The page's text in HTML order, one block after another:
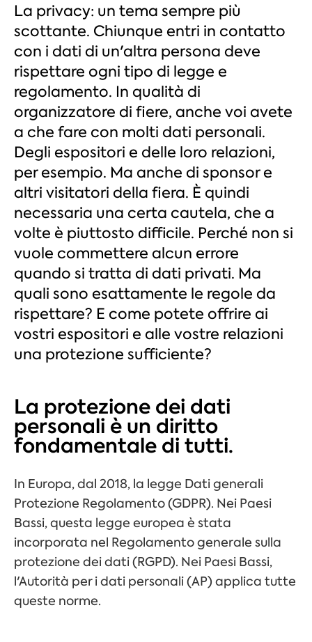
La privacy: un tema sempre più
scottante. Chiunque entri in contatto
con i dati di un'altra persona deve
rispettare ogni tipo di legge e
regolamento. In qualità di
organizzatore di fiere, anche voi avete
a che fare con molti dati personali.
Degli espositori e delle loro relazioni,
per esempio. Ma anche di sponsor e
altri visitatori della fiera. È quindi
necessaria una certa cautela, che a
volte è piuttosto difficile. Perché non si
vuole commettere alcun errore
quando si tratta di dati privati. Ma
quali sono esattamente le regole da
rispettare? E come potete offrire ai
vostri espositori e alle vostre relazioni
una protezione sufficiente?
La protezione dei dati
personali è un diritto
fondamentale di tutti.
In Europa, dal 2018, la legge Dati generali
Protezione Regolamento(GDPR). Nei Paesi
Bassi, questa legge europea è stata
incorporata nel Regolamento generale sulla
protezione dei dati (RGPD). Nei Paesi Bassi,
l'Autorità per i dati personali (AP) applica tutte
queste norme.